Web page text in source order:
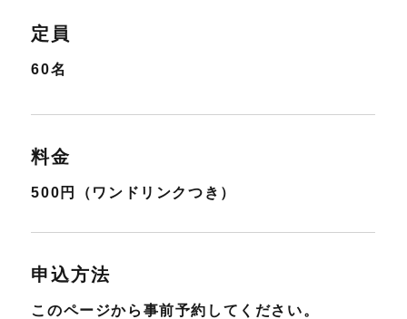
定員
60名
料金
500円（ワンドリンクつき）
申込方法
このページから事前予約してください。